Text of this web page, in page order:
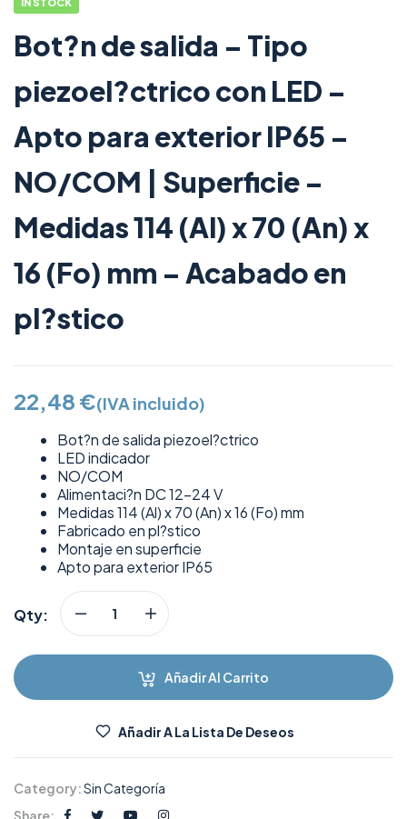
IN STOCK
Bot?n de salida – Tipo
piezoel?ctrico con LED –
Apto para exterior IP65 –
NO/COM | Superficie –
Medidas 114 (Al) x 70 (An) x
16 (Fo) mm – Acabado en
pl?stico
22,48 €(IVA incluido)
Bot?n de salida piezoel?ctrico
LED indicador
NO/COM
Alimentaci?n DC 12-24 V
Medidas 114 (Al) x 70 (An) x 16 (Fo) mm
Fabricado en pl?stico
Montaje en superficie
Apto para exterior IP65
Qty:
Añadir Al Carrito
Añadir A La Lista De Deseos
Category:Sin Categoría
Share: